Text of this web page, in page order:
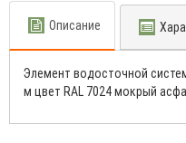
Описание
Элемент водосточной
м цвет RAL 7024 мокрый